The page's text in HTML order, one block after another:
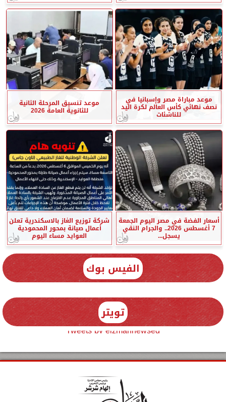
موعد مباراة مصر وإسبانيا في
نصف نهائي كأس العالم لكرة اليد
للناشئات
موعد تنسيق المرحلة الثانية
للثانوية العامة 2026
أسعار الفضة في مصر اليوم الجمعة
7 أغسطس 2026.. والجرام النقي
يسجل...
شركة توزيع الغاز بالاسكندرية تعلن
أعمال صيانة بمحور المحمودية
العوايد مساء اليوم
الفيس بوك
تويتر
Tweets by elzmannewseg